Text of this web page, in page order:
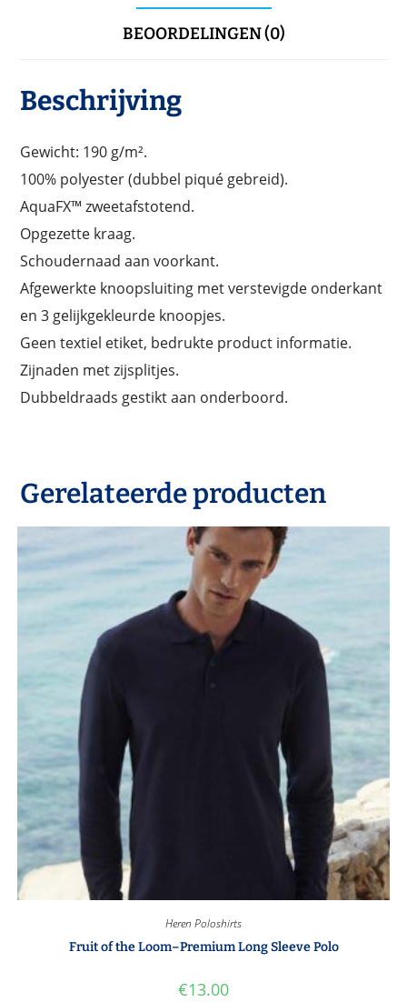
BEOORDELINGEN (0)
Beschrijving
Gewicht: 190 g/m².
100% polyester (dubbel piqué gebreid).
AquaFX™ zweetafstotend.
Opgezette kraag.
Schoudernaad aan voorkant.
Afgewerkte knoopsluiting met verstevigde onderkant
en 3 gelijkgekleurde knoopjes.
Geen textiel etiket, bedrukte product informatie.
Zijnaden met zijsplitjes.
Dubbeldraads gestikt aan onderboord.
Gerelateerde producten
Heren Poloshirts
Fruit of the Loom–Premium Long Sleeve Polo
€13.00